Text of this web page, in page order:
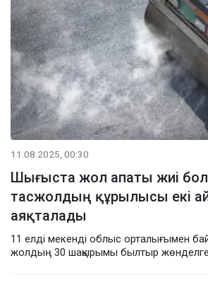
11.08.2025, 00:30
Шығыста жол апаты жиі
тасжолдың құрылысы екі
аяқталады
11 елді мекенді облыс орталығымен
жолдың 30 шақырымы былтыр